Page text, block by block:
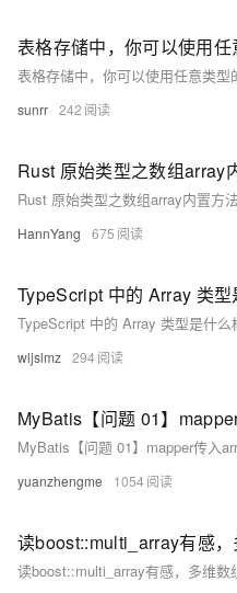
表格存储中，你可以使用
表格存储中，你可以使用任意类型
sunrr 242
Rust 原始类型之数组array
Rust 原始类型之数组array内置方法
HannYang 675
TypeScript 中的 Array 类型
TypeScript 中的 Array 类型是什么
wljslmz 294
yuanzhengme 1054
读boost::multi_array有感，多维数